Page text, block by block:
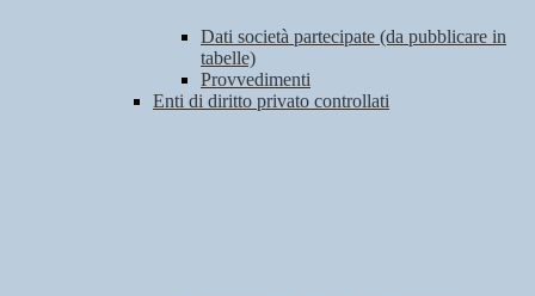
Dati società partecipate (da pubblicare in
tabelle)
Provvedimenti
Enti di diritto privato controllati